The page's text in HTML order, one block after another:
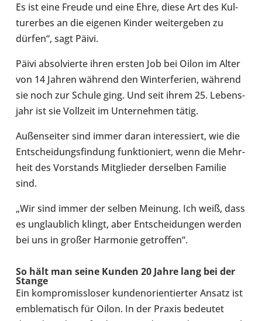
Es ist eine Freude und eine Ehre, diese Art des Kul­
tur­er­bes an die eigenen Kinder wei­ter­ge­ben zu
dürfen“, sagt Päivi.
Päivi absol­vierte ihren ersten Job bei Oilon im Alter
von 14 Jahren während den Win­ter­fe­rien, während
sie noch zur Schule ging. Und seit ihrem 25. Lebens­
jahr ist sie Voll­zeit im Unter­neh­men tätig.
Außen­sei­ter sind immer daran inter­es­siert, wie die
Ent­schei­dungs­fin­dung funk­tio­niert, wenn die Mehr­
heit des Vor­stands Mit­glie­der der­sel­ben Familie
sind.
„Wir sind immer der selben Meinung. Ich weiß, dass
es unglaub­lich klingt, aber Ent­schei­dun­gen werden
bei uns in großer Har­mo­nie getrof­fen“.
So hält man seine Kunden 20 Jahre lang bei der
Stange
Ein kom­pro­miss­lo­ser kun­den­ori­en­tier­ter Ansatz ist
emble­ma­tisch für Oilon. In der Praxis bedeu­tet